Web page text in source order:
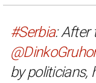
#Serbia: After
by politicians,